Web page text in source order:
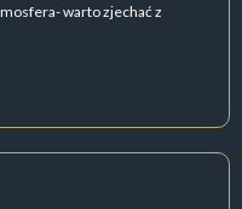
warto zjechać z